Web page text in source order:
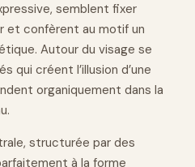
semblent fixer
confèrent au motif un
Autour du visage se
qui créent l’illusion d’une
organiquement dans la
structurée par des
à la forme